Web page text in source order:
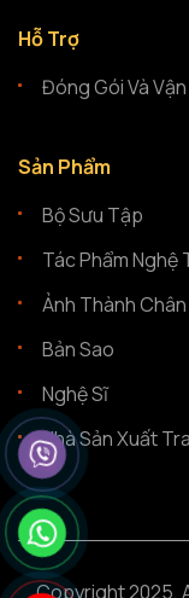
Hỗ Trợ
Đóng Gói Và
Sản Phẩm
Bộ Sưu Tập
Tác Phẩm Nghệ
Ảnh Thành
Bản Sao
Nghệ Sĩ
Nhà Sản Xuất
Copyright 2025,